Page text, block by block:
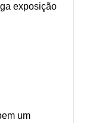
exposição
um